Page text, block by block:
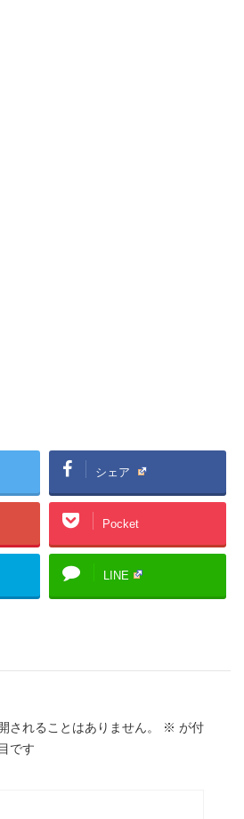
シェア
Pocket
LINE
されることはありません。 ※ が付
です